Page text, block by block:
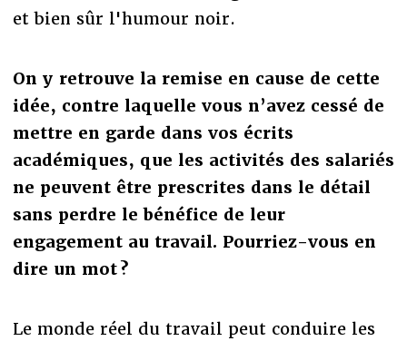
et bien sûr l'humour noir.
On y retrouve la remise en cause de cette
idée, contre laquelle vous n’avez cessé de
mettre en garde dans vos écrits
académiques, que les activités des salariés
ne peuvent être prescrites dans le détail
sans perdre le bénéfice de leur
engagement au travail. Pourriez-vous en
dire un mot ?
Le monde réel du travail peut conduire les